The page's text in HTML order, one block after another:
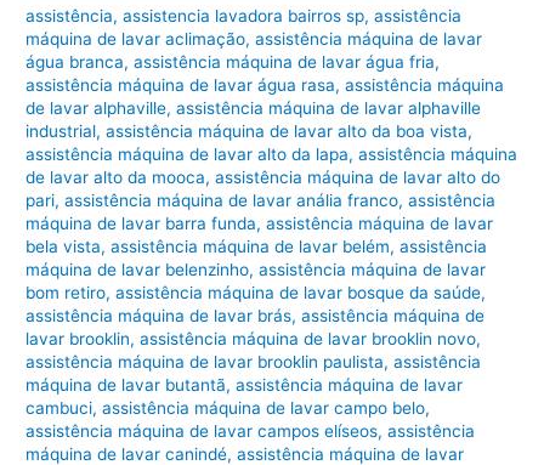
assistência,assistencia lavadora bairros sp,assistência
máquina de lavar aclimação,assistência máquina de lavar
água branca,assistência máquina de lavar água fria,
assistência máquina de lavar água rasa,assistência máquina
de lavar alphaville,assistência máquina de lavar alphaville
industrial,assistência máquina de lavar alto da boa vista,
assistência máquina de lavar alto da lapa,assistência máquina
de lavar alto da mooca,assistência máquina de lavar alto do
pari,assistência máquina de lavar anália franco,assistência
máquina de lavar barra funda,assistência máquina de lavar
bela vista,assistência máquina de lavar belém,assistência
máquina de lavar belenzinho,assistência máquina de lavar
bom retiro,assistência máquina de lavar bosque da saúde,
assistência máquina de lavar brás,assistência máquina de
lavar brooklin,assistência máquina de lavar brooklin novo,
assistência máquina de lavar brooklin paulista,assistência
máquina de lavar butantã,assistência máquina de lavar
cambuci,assistência máquina de lavar campo belo,
assistência máquina de lavar campos elíseos,assistência
máquina de lavar canindé,assistência máquina de lavar